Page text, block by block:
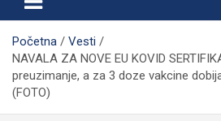
Početna
Vesti
NAVALA ZA NOVE EU KOVID
preuzimanje, a za 3 doze vakcine
(FOTO)